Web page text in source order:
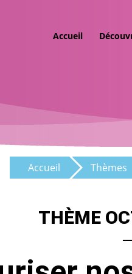
Accueil
Accueil Thèmes
THÈME